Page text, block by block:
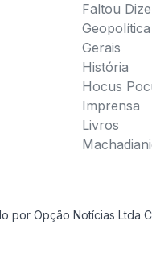
Faltou
Geopolítica
Gerais
História
Hocus
Imprensa
Livros
por Opção Notícias Ltda